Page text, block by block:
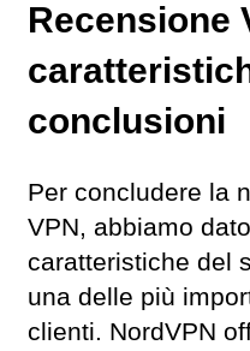
Recensione
conclusioni
Per concludere la
VPN, abbiamo
caratteristiche del
una delle più
clienti. NordVPN